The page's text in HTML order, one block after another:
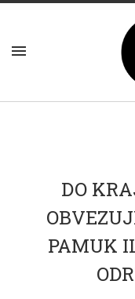
DO
PAMUK